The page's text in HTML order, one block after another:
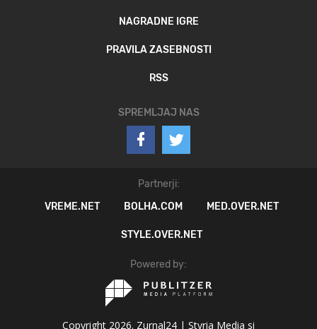
NAGRADNE IGRE
PRAVILA ZASEBNOSTI
RSS
SPREMLJAJ NAS
Partnerji:
VREME.NET
BOLHA.COM MED.OVER.NET
STYLE.OVER.NET
Powered by:
Copyright 2026. Zurnal24 | Styria Media si